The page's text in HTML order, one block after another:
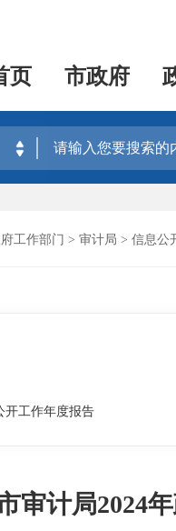
页 市政府
工作部门 > 审计局 > 信息公
开工作年度报告
审计局2024